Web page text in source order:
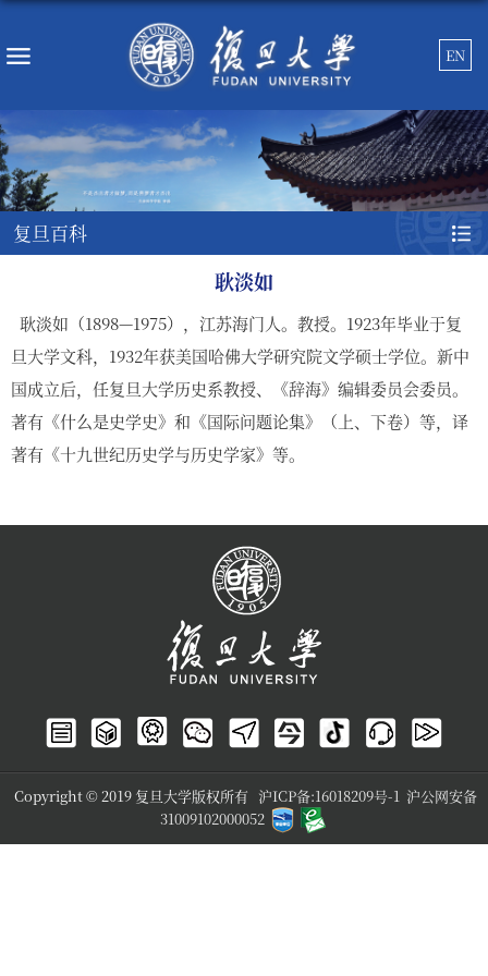
EN
复旦百科
耿淡如
耿淡如 （1898—1975），江苏海门人。教授。1923年毕业于复
旦大学文科，1932年获美国哈佛大学研究院文学硕士学位。新中
国成立后，任复旦大学历史系教授、《辞海》编辑委员会委员。
著有《什么是史学史》和《国际问题论集》（上、下卷）等，译
著有《十九世纪历史学与历史学家》等。
Copyright © 2019 复旦大学版权所有 沪ICP备:16018209号-1 沪公网安备
31009102000052